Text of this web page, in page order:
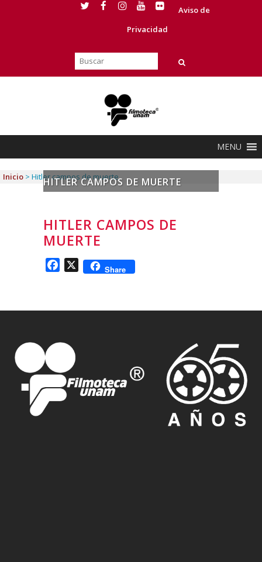
Aviso de
Privacidad
MENU
HITLER CAMPOS DE MUERTE
Inicio > Hitler campos de muerte
HITLER CAMPOS DE
MUERTE
Facebook
X Share